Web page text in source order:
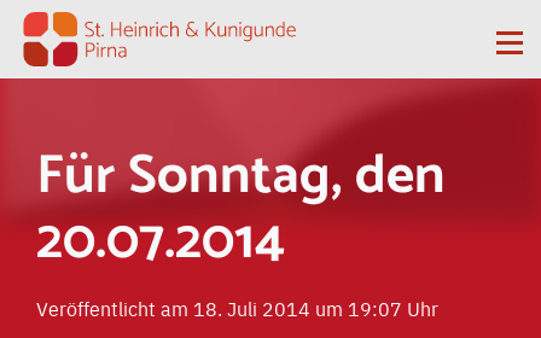
Zum Inhalt springen
Für Sonntag, den
20.07.2014
Veröffentlicht am 18. Juli 2014 um 19:07 Uhr